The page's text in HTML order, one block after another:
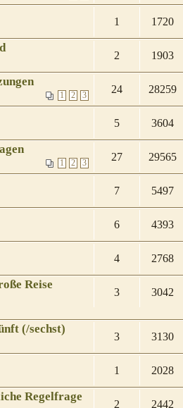
1 1720
2 1903
1 2 3
24 28259
5 3604
1 2 3
27 29565
7 5497
6 4393
4 2768
Reise
3 3042
(/sechst)
3 3130
1 2028
Regelfrage
2 2442